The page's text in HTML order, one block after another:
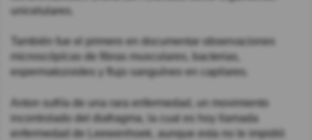
unicelulares.
También fue el primero en documentar observaciones
microscópícas de fibras musculares, bacterias,
espermatozoides y flujo sanguíneo en capilares.
Anton sufría de una rara enfermedad, un movimiento
incontrolado del diafragma, la cual es hoy llamada
enfermedad de Leewenhoek, aunque esta no le impidió